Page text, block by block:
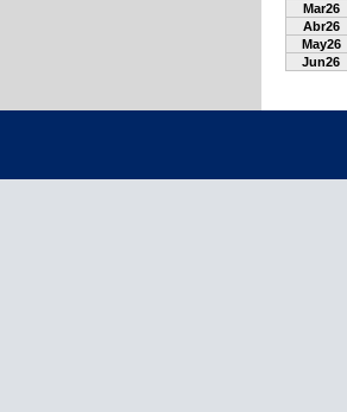
Mar26
Abr26
May26
Jun26